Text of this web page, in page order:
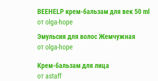
BEEHELP крем-бальзам для век 50 ml
от olga-hope
Эмульсия для волос Жемчужная
от olga-hope
Крем-бальзам для лица
от astaff